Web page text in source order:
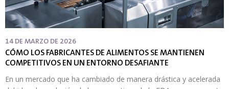
14 DE MARZO DE 2026
CÓMO LOS FABRICANTES DE ALIMENTOS SE MANTIENEN
COMPETITIVOS EN UN ENTORNO DESAFIANTE
En un mercado que ha cambiado de manera drástica y acelerada